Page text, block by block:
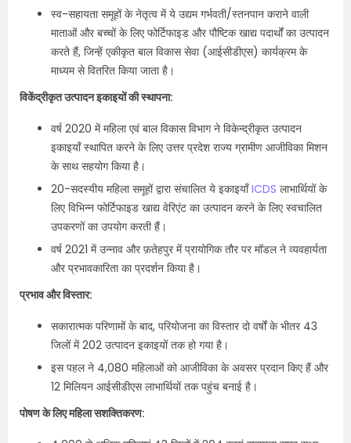
स्व-सहायता समूहों के नेतृत्व में ये उद्यम गर्भवती/स्तनपान कराने वाली
माताओं और बच्चों के लिए फोर्टिफाइड और पौष्टिक खाद्य पदार्थों का उत्पादन
करते हैं, जिन्हें एकीकृत बाल विकास सेवा (आईसीडीएस) कार्यक्रम के
माध्यम से वितरित किया जाता है।
विकेंद्रीकृत उत्पादन इकाइयों की स्थापना:
वर्ष 2020 में महिला एवं बाल विकास विभाग ने विकेन्द्रीकृत उत्पादन
इकाइयाँ स्थापित करने के लिए उत्तर प्रदेश राज्य ग्रामीण आजीविका मिशन
के साथ सहयोग किया है।
20-सदस्यीय महिला समूहों द्वारा संचालित ये इकाइयाँICDS लाभार्थियों के
लिए विभिन्न फोर्टिफाइड खाद्य वेरिएंट का उत्पादन करने के लिए स्वचालित
उपकरणों का उपयोग करती हैं।
वर्ष 2021 में उन्नाव और फ़तेहपुर में प्रायोगिक तौर पर मॉडल ने व्यवहार्यता
और प्रभावकारिता का प्रदर्शन किया है।
प्रभाव और विस्तार:
सकारात्मक परिणामों के बाद, परियोजना का विस्तार दो वर्षों के भीतर 43
जिलों में 202 उत्पादन इकाइयों तक हो गया है।
इस पहल ने 4,080 महिलाओं को आजीविका के अवसर प्रदान किए हैं और
12 मिलियन आईसीडीएस लाभार्थियों तक पहुंच बनाई है।
पोषण के लिए महिला सशक्तिकरण: